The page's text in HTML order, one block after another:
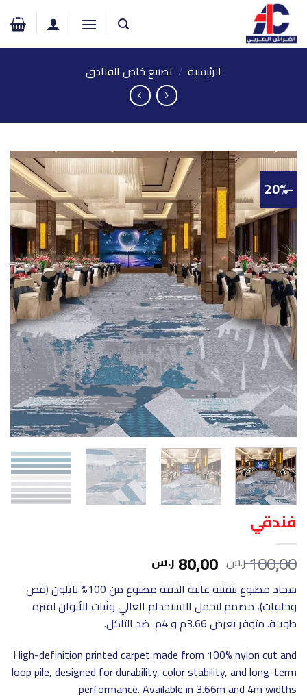
تخطي
للمحتوى
الرئيسية / تصنيع خاص الفنادق
-20%
فندقي
100,00ر.س السعر
الأصلي
هو:
100,00 ر.س.
80,00 ر.س
الحالي
هو:
80,00 ر.س.
سجاد مطبوع بتقنية عالية الدقة مصنوع من 100% نايلون (قص
وحلقات)، مصمم لتحمل الاستخدام العالي وثبات الألوان لفترة
طويلة. متوفر بعرض 3.66م و 4م ضد التآكل.
High-definition printed carpet made from 100% nylon cut and
loop pile, designed for durability, color stability, and long-term
performance. Available in 3.66m and 4m widths